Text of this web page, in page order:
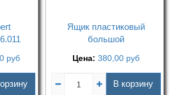
руб
Ящик пластиковый
большой
Цена: 380,00 руб
В корзину